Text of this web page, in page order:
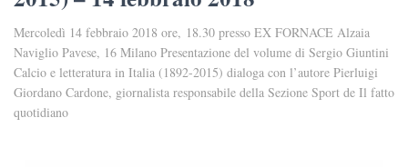
Mercoledì 14 febbraio 2018 ore, 18.30 presso EX FORNACE Alzaia
Naviglio Pavese, 16 Milano Presentazione del volume di Sergio Giuntini
Calcio e letteratura in Italia (1892-2015) dialoga con l’autore Pierluigi
Giordano Cardone, giornalista responsabile della Sezione Sport de Il fatto
quotidiano